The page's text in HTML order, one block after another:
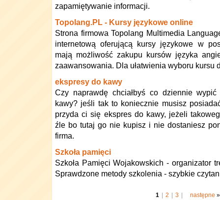
zapamiętywanie informacji.
Topolang.PL - Kursy językowe online
Strona firmowa Topolang Multimedia
internetową oferującą kursy językowe w
mają możliwość zakupu kursów języka
zaawansowania. Dla ułatwienia wyboru kursu
ekspresy do kawy
Czy naprawdę chciałbyś co dziennie
kawy? jeśli tak to koniecznie musisz
przyda ci się ekspres do kawy, jeżeli
źle bo tutaj go nie kupisz i nie dostaniesz
firma.
Szkoła pamięci
Szkoła Pamięci Wojakowskich - organizator
Sprawdzone metody szkolenia - szybkie
1 2 3 następne »